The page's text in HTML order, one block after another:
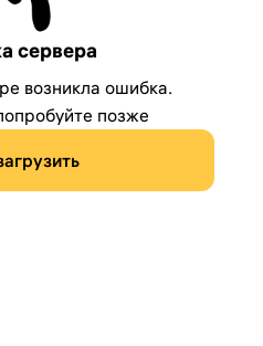
сервера
возникла ошибка.
позже